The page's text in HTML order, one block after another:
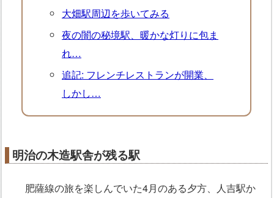
大畑駅周辺を歩いてみる
夜の闇の秘境駅、暖かな灯りに包ま
れ…
追記: フレンチレストランが開業、
しかし…
明治の木造駅舎が残る駅
肥薩線の旅を楽しんでいた4月のある夕方、人吉駅か